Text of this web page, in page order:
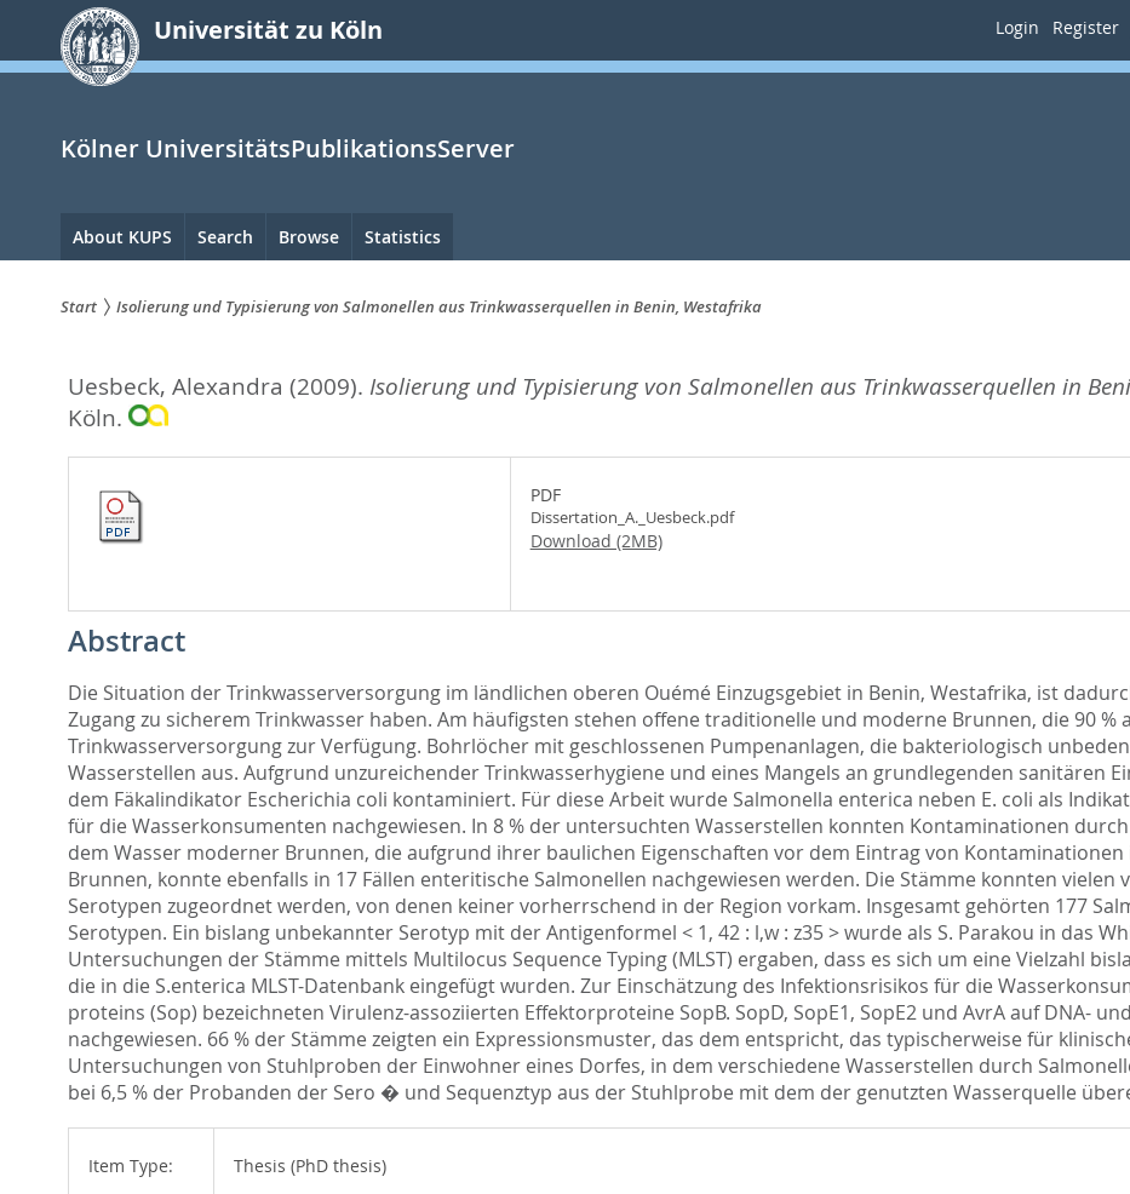
springen
Universität zu Köln Login Register
Kölner UniversitätsPublikationsServer
Hauptnavigation
About KUPS Search Browse Statistics
sind
hier:
Start Isolierung und Typisierung von Salmonellen aus Trinkwasserquellen in Benin, Westafrika
Uesbeck, Alexandra (2009). Isolierung und Typisierung von Salmonellen aus Trinkwasserquellen in
Köln.
PDF
Dissertation_A._Uesbeck.pdf
Download (2MB)
Abstract
Die Situation der Trinkwasserversorgung im ländlichen oberen Ouémé Einzugsgebiet in Benin, Westafrika, ist
Zugang zu sicherem Trinkwasser haben. Am häufigsten stehen offene traditionelle und moderne Brunnen, die 90 %
Trinkwasserversorgung zur Verfügung. Bohrlöcher mit geschlossenen Pumpenanlagen, die bakteriologisch
Wasserstellen aus. Aufgrund unzureichender Trinkwasserhygiene und eines Mangels an grundlegenden sanitären
dem Fäkalindikator Escherichia coli kontaminiert. Für diese Arbeit wurde Salmonella enterica neben E. coli als
für die Wasserkonsumenten nachgewiesen. In 8 % der untersuchten Wasserstellen konnten Kontaminationen
dem Wasser moderner Brunnen, die aufgrund ihrer baulichen Eigenschaften vor dem Eintrag von
Brunnen, konnte ebenfalls in 17 Fällen enteritische Salmonellen nachgewiesen werden. Die Stämme konnten
Serotypen zugeordnet werden, von denen keiner vorherrschend in der Region vorkam. Insgesamt gehörten 177
Serotypen. Ein bislang unbekannter Serotyp mit der Antigenformel < 1, 42 : l,w : z35 > wurde als S. Parakou in das
Untersuchungen der Stämme mittels Multilocus Sequence Typing (MLST) ergaben, dass es sich um eine Vielzahl
die in die S.enterica MLST-Datenbank eingefügt wurden. Zur Einschätzung des Infektionsrisikos für die
proteins (Sop) bezeichneten Virulenz-assoziierten Effektorproteine SopB. SopD, SopE1, SopE2 und AvrA auf DNA-
nachgewiesen. 66 % der Stämme zeigten ein Expressionsmuster, das dem entspricht, das typischerweise für
Untersuchungen von Stuhlproben der Einwohner eines Dorfes, in dem verschiedene Wasserstellen durch
bei 6,5 % der Probanden der Sero � und Sequenztyp aus der Stuhlprobe mit dem der genutzten Wasserquelle
Item Type: Thesis (PhD thesis)